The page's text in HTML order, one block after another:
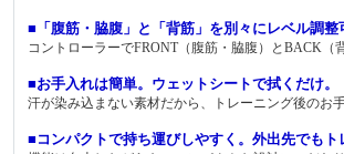
■「腹筋・脇腹」と「背筋」を別々にレベル調整
コントローラーでFRONT（腹筋・脇腹）とBACK（
■お手入れは簡単。ウェットシートで拭くだけ。
汗が染み込まない素材だから、トレーニング後のお
■コンパクトで持ち運びしやすく。外出先でもト